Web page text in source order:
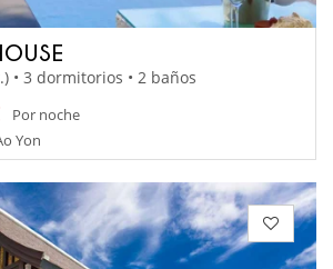
• 3 dormitorios • 2 baños
Por noche
Yon